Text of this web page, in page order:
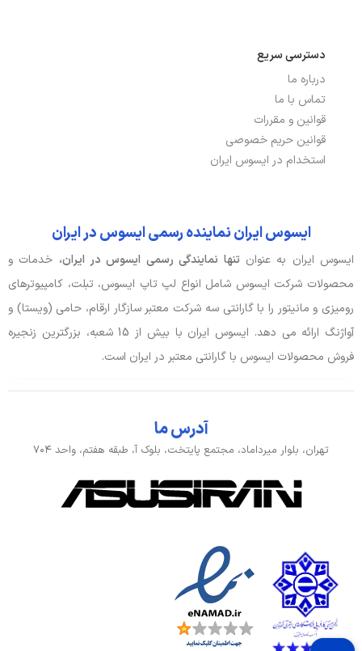
تعداد پورت USB 3.2
توضیحات شبکه بی سیم
WI-FI
پورت USB TYPE-C
دارد, Gen 1 Type-C with support for
power delivery (data speed up to
5Gbps)
توضیحات باتری 42Wh
نوع باتری 3 سلولی
اسپیکر بلندگوهای داخلی Sonic Master, دارد
جک هدفون/ میکروفون جک 3.5 میلی متری
دسترسی سریع
درباره ما
تماس با ما
قوانین و مقررات
قوانین حریم خصوصی
استخدام در ایسوس ایران
ایسوس ایران نماینده رسمی ایسوس در ایران
ایسوس ایران به عنوان تنها نمایندگی رسمی ایسوس در ایران، خدمات و
محصولات شرکت ایسوس شامل انواع لپ تاپ ایسوس، تبلت، کامپیوترهای
رومیزی و مانیتور را با گارانتی سه شرکت معتبر سازگار ارقام، حامی (ویستا) و
آواژنگ ارائه می دهد. ایسوس ایران با بیش از 15 شعبه، بزرگترین زنجیره
فروش محصولات ایسوس با گارانتی معتبر در ایران است.
آدرس ما
تهران، بلوار میرداماد، مجتمع پایتخت، بلوک آ، طبقه هفتم، واحد ۷۰۴